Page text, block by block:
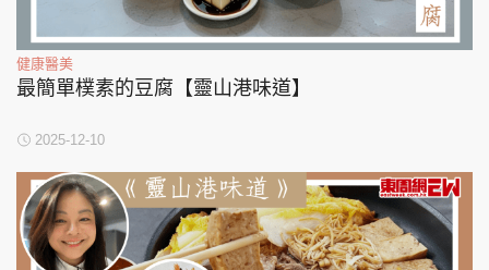
健康醫美
最簡單樸素的豆腐【靈山港味道】
2025-12-10